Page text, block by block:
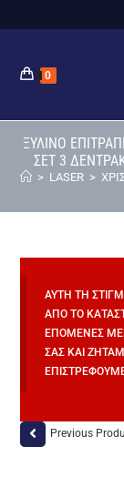
0
ΞΥΛΙΝΟ
ΣΕΤ 3
> LASER >
ΑΥΤΉ ΤΗ
ΑΠΌ ΤΟ
ΕΠΌΜΕΝΕΣ
ΣΑΣ ΚΑΙ
Previous